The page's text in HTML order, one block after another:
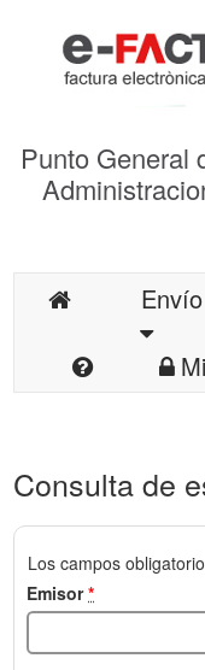
Punto General
Envío
Consulta de
Los campos
Emisor*